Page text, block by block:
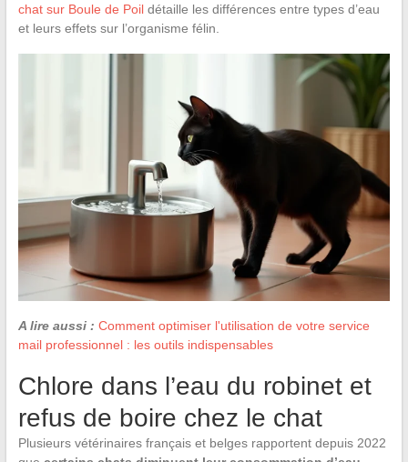
chat sur Boule de Poildétaille les différences entre types d’eau
et leurs effets sur l’organisme félin.
A lire aussi : Comment optimiser l'utilisation de votre service
mail professionnel : les outils indispensables
Chlore dans l’eau du robinet et
refus de boire chez le chat
Plusieurs vétérinaires français et belges rapportent depuis 2022